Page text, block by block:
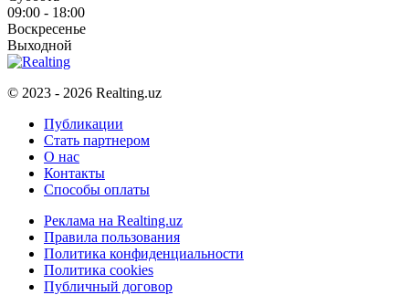
09:00 - 18:00
Воскресенье
Выходной
© 2023 - 2026 Realting.uz
Публикации
Стать партнером
О нас
Контакты
Способы оплаты
Реклама на Realting.uz
Правила пользования
Политика конфиденциальности
Политика cookies
Публичный договор